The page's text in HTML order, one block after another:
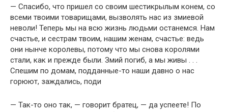
— Спасибо, что пришел со своим шестикрылым конем, со
всеми твоими товарищами, вызволять нас из змиевой
неволи! Теперь мы на всю жизнь людьми останемся. Нам
счастье, и сестрам твоим, нашим женам, счастье: ведь
они нынче королевы, потому что мы снова королями
стали, как и прежде были. Змий погиб, а мы живы . . .
Спешим по домам, подданные-то наши давно о нас
горюют, заждались, поди
— Так-то оно так, — говорит братец, — да успеете! По